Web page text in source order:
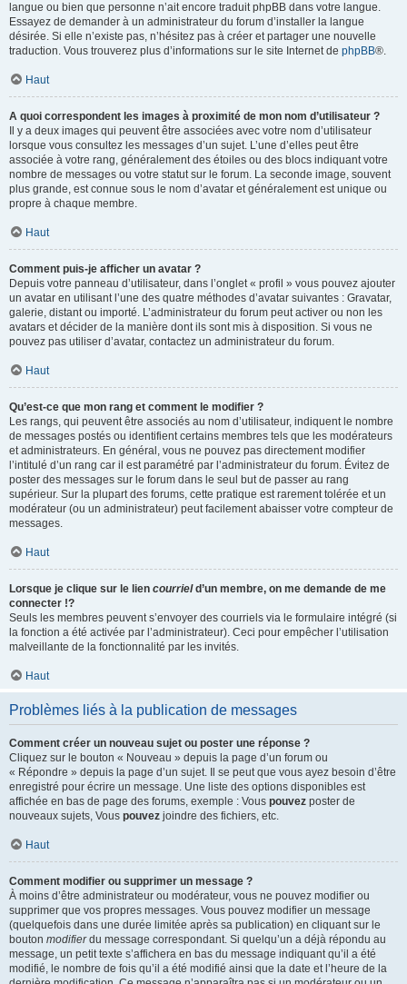
langue ou bien que personne n’ait encore traduit phpBB dans votre langue.
Essayez de demander à un administrateur du forum d’installer la langue
désirée. Si elle n’existe pas, n’hésitez pas à créer et partager une nouvelle
traduction. Vous trouverez plus d’informations sur le site Internet de phpBB®.
Haut
A quoi correspondent les images à proximité de mon nom d’utilisateur ?
Il y a deux images qui peuvent être associées avec votre nom d’utilisateur
lorsque vous consultez les messages d’un sujet. L’une d’elles peut être
associée à votre rang, généralement des étoiles ou des blocs indiquant votre
nombre de messages ou votre statut sur le forum. La seconde image, souvent
plus grande, est connue sous le nom d’avatar et généralement est unique ou
propre à chaque membre.
Haut
Comment puis-je afficher un avatar ?
Depuis votre panneau d’utilisateur, dans l’onglet « profil » vous pouvez ajouter
un avatar en utilisant l’une des quatre méthodes d’avatar suivantes : Gravatar,
galerie, distant ou importé. L’administrateur du forum peut activer ou non les
avatars et décider de la manière dont ils sont mis à disposition. Si vous ne
pouvez pas utiliser d’avatar, contactez un administrateur du forum.
Haut
Qu’est-ce que mon rang et comment le modifier ?
Les rangs, qui peuvent être associés au nom d’utilisateur, indiquent le nombre
de messages postés ou identifient certains membres tels que les modérateurs
et administrateurs. En général, vous ne pouvez pas directement modifier
l’intitulé d’un rang car il est paramétré par l’administrateur du forum. Évitez de
poster des messages sur le forum dans le seul but de passer au rang
supérieur. Sur la plupart des forums, cette pratique est rarement tolérée et un
modérateur (ou un administrateur) peut facilement abaisser votre compteur de
messages.
Haut
Lorsque je clique sur le lien courrield’un membre, on me demande de me
connecter !?
Seuls les membres peuvent s’envoyer des courriels via le formulaire intégré (si
la fonction a été activée par l’administrateur). Ceci pour empêcher l’utilisation
malveillante de la fonctionnalité par les invités.
Haut
Problèmes liés à la publication de messages
Comment créer un nouveau sujet ou poster une réponse ?
Cliquez sur le bouton « Nouveau » depuis la page d’un forum ou
« Répondre » depuis la page d’un sujet. Il se peut que vous ayez besoin d’être
enregistré pour écrire un message. Une liste des options disponibles est
affichée en bas de page des forums, exemple : Vous pouvez poster de
nouveaux sujets, Vous pouvez joindre des fichiers, etc.
Haut
Comment modifier ou supprimer un message ?
À moins d’être administrateur ou modérateur, vous ne pouvez modifier ou
supprimer que vos propres messages. Vous pouvez modifier un message
(quelquefois dans une durée limitée après sa publication) en cliquant sur le
bouton modifierdu message correspondant. Si quelqu’un a déjà répondu au
message, un petit texte s’affichera en bas du message indiquant qu’il a été
modifié, le nombre de fois qu’il a été modifié ainsi que la date et l’heure de la